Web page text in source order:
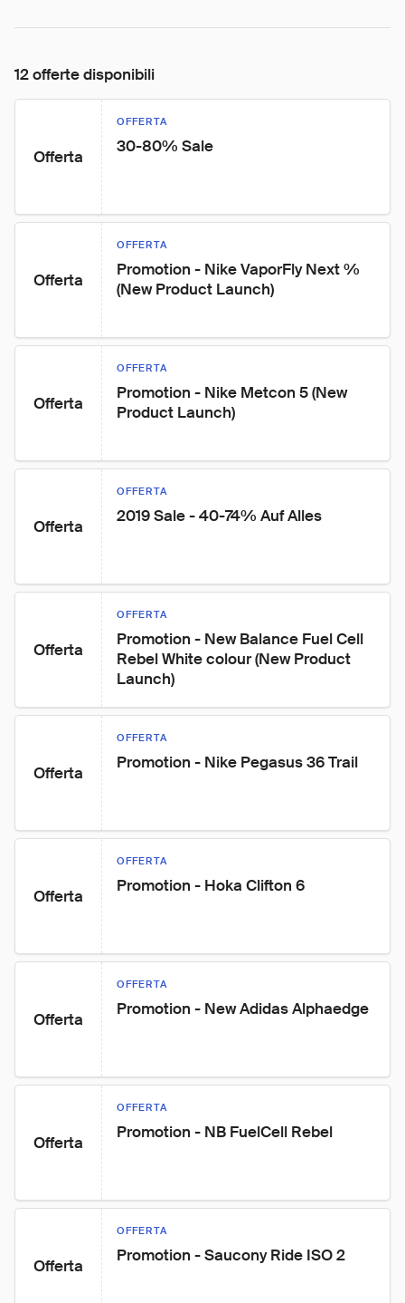
12 offerte disponibili
Offerta
OFFERTA
30-80% Sale
Offerta
OFFERTA
Promotion - Nike VaporFly Next %
(New Product Launch)
Offerta
OFFERTA
Promotion - Nike Metcon 5 (New
Product Launch)
Offerta
OFFERTA
2019 Sale - 40-74% Auf Alles
Offerta
OFFERTA
Promotion - New Balance Fuel Cell
Rebel White colour (New Product
Launch)
Offerta
OFFERTA
Promotion - Nike Pegasus 36 Trail
Offerta
OFFERTA
Promotion - Hoka Clifton 6
Offerta
OFFERTA
Promotion - New Adidas Alphaedge
Offerta
OFFERTA
Promotion - NB FuelCell Rebel
Offerta
OFFERTA
Promotion - Saucony Ride ISO 2